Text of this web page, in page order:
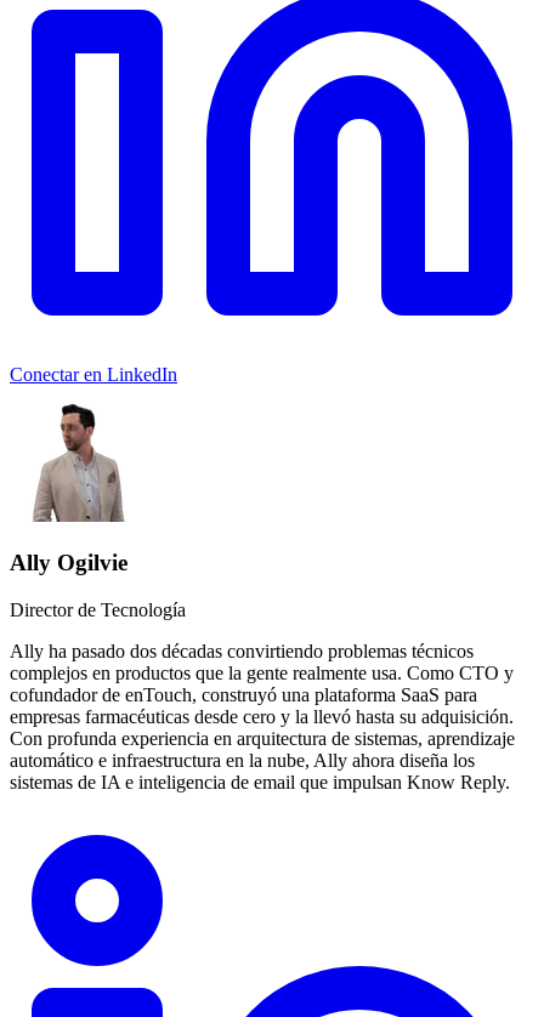
Conectar en LinkedIn
Ally Ogilvie
Director de Tecnología
Ally ha pasado dos décadas convirtiendo problemas técnicos
complejos en productos que la gente realmente usa. Como CTO y
cofundador de enTouch, construyó una plataforma SaaS para
empresas farmacéuticas desde cero y la llevó hasta su adquisición.
Con profunda experiencia en arquitectura de sistemas, aprendizaje
automático e infraestructura en la nube, Ally ahora diseña los
sistemas de IA e inteligencia de email que impulsan Know Reply.